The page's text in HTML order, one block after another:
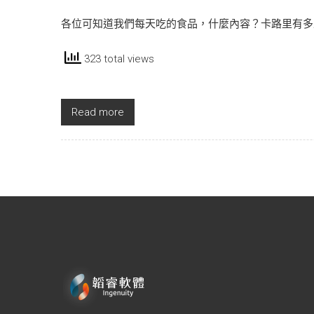
各位可知道我們每天吃的食品，什麼內容？卡路里有
323 total views
Read more